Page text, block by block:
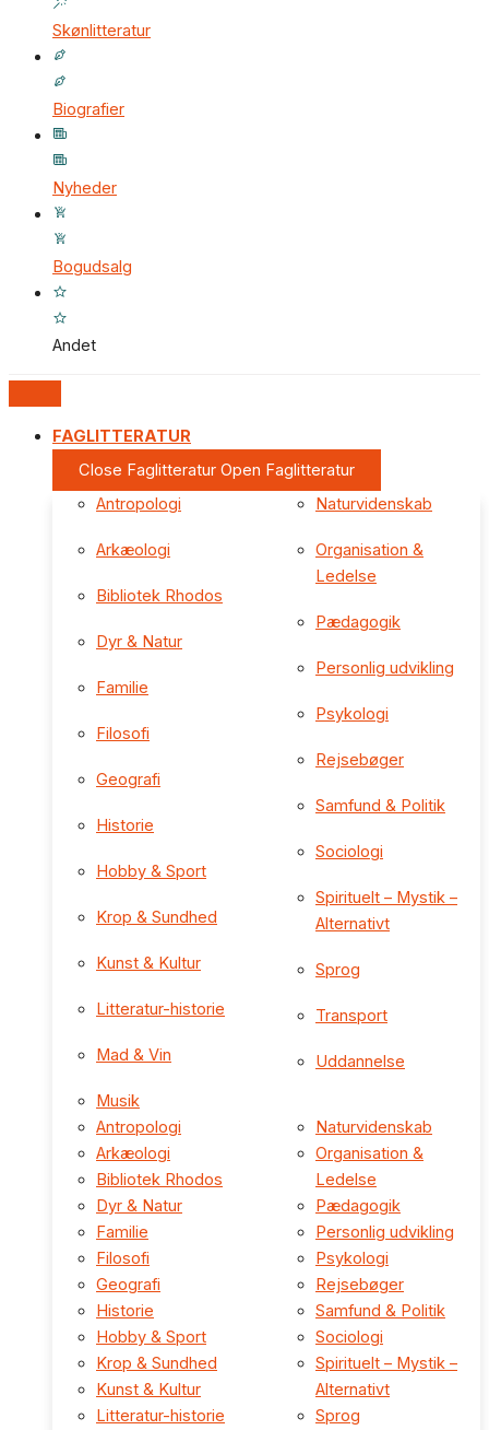
Skønlitteratur
Biografier
Nyheder
Bogudsalg
Andet
FAGLITTERATUR
Close Faglitteratur Open Faglitteratur
Antropologi
Arkæologi
Bibliotek Rhodos
Dyr & Natur
Familie
Filosofi
Geografi
Historie
Hobby & Sport
Krop & Sundhed
Kunst & Kultur
Litteratur-historie
Mad & Vin
Musik
Naturvidenskab
Organisation &
Ledelse
Pædagogik
Personlig udvikling
Psykologi
Rejsebøger
Samfund & Politik
Sociologi
Spirituelt – Mystik –
Alternativt
Sprog
Transport
Uddannelse
Antropologi
Arkæologi
Bibliotek Rhodos
Dyr & Natur
Familie
Filosofi
Geografi
Historie
Hobby & Sport
Krop & Sundhed
Kunst & Kultur
Litteratur-historie
Naturvidenskab
Organisation &
Ledelse
Pædagogik
Personlig udvikling
Psykologi
Rejsebøger
Samfund & Politik
Sociologi
Spirituelt – Mystik –
Alternativt
Sprog